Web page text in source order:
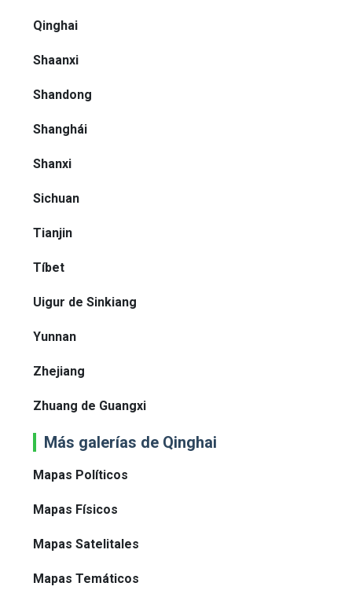
Qinghai
Shaanxi
Shandong
Shanghái
Shanxi
Sichuan
Tianjin
Tíbet
Uigur de Sinkiang
Yunnan
Zhejiang
Zhuang de Guangxi
Más galerías de Qinghai
Mapas Políticos
Mapas Físicos
Mapas Satelitales
Mapas Temáticos